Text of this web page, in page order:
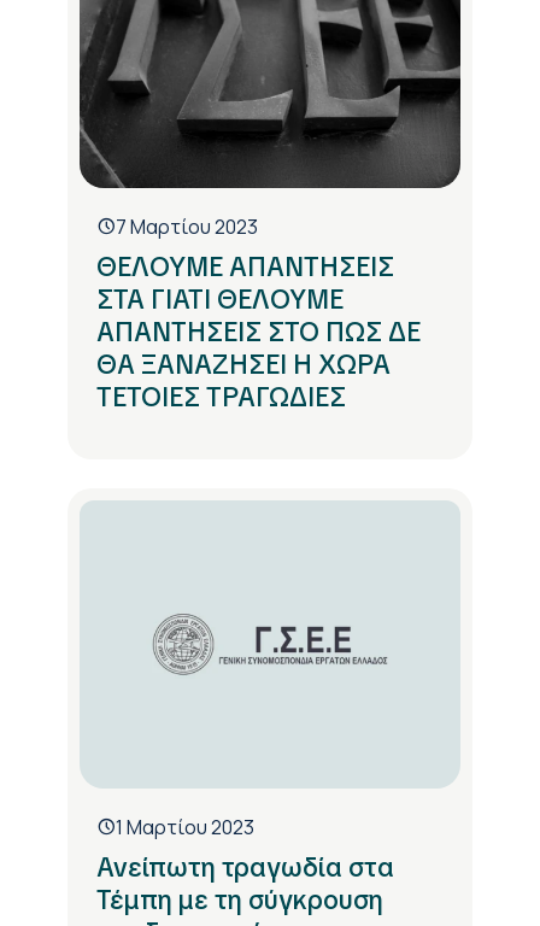
7 Μαρτίου 2023
ΘΕΛΟΥΜΕ ΑΠΑΝΤΗΣΕΙΣ
ΣΤΑ ΓΙΑΤΙ ΘΕΛΟΥΜΕ
ΑΠΑΝΤΗΣΕΙΣ ΣΤΟ ΠΩΣ ΔΕ
ΘΑ ΞΑΝΑΖΗΣΕΙ Η ΧΩΡΑ
ΤΕΤΟΙΕΣ ΤΡΑΓΩΔΙΕΣ
1 Μαρτίου 2023
Ανείπωτη τραγωδία στα
Τέμπη με τη σύγκρουση